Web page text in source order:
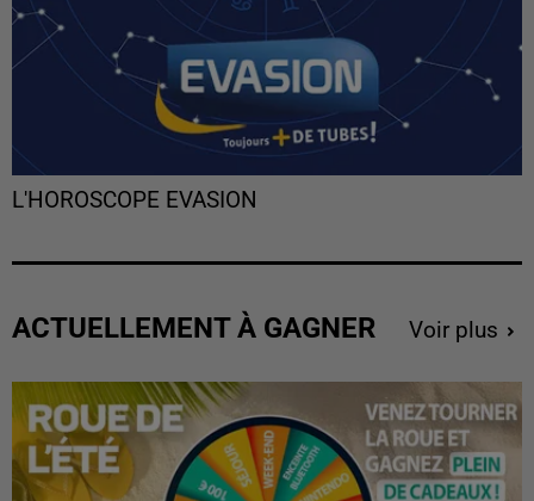
L'HOROSCOPE EVASION
ACTUELLEMENT À GAGNER Voir plus